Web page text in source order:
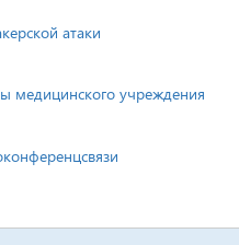
атаки
медицинского учреждения